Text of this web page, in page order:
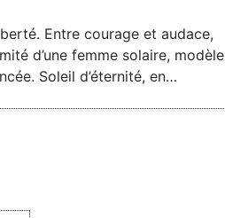
Entre courage et audace,
d’une femme solaire, modèle
Soleil d’éternité, en